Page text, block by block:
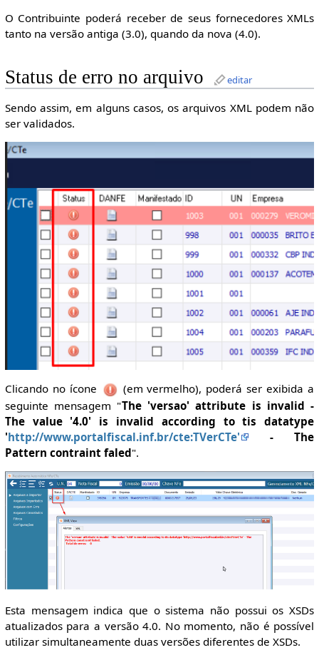
O Contribuinte poderá receber de seus fornecedores XMLs
tanto na versão antiga (3.0), quando da nova (4.0).
Status de erro no arquivo editar
Sendo assim, em alguns casos, os arquivos XML podem não
ser validados.
Clicando no ícone
(em vermelho), poderá ser exibida a
seguinte mensagem "The 'versao' attribute is invalid -
The value '4.0' is invalid according to tis datatype
'http://www.portalfiscal.inf.br/cte:TVerCTe'
- The
Pattern contraint faled".
Esta mensagem indica que o sistema não possui os XSDs
atualizados para a versão 4.0. No momento, não é possível
utilizar simultaneamente duas versões diferentes de XSDs.